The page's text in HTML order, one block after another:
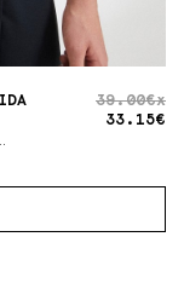
39.00€x
33.15€